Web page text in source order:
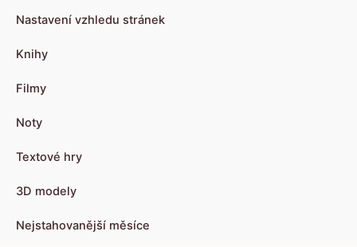
Nastavení vzhledu stránek
Knihy
Filmy
Noty
Textové hry
3D modely
Nejstahovanější měsíce